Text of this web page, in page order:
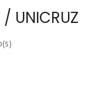
/ UNICRUZ